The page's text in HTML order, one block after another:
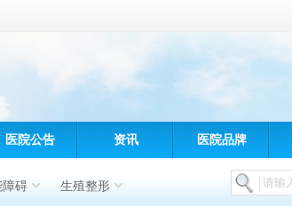
医院公告 资讯 医院品牌
障碍 生殖整形